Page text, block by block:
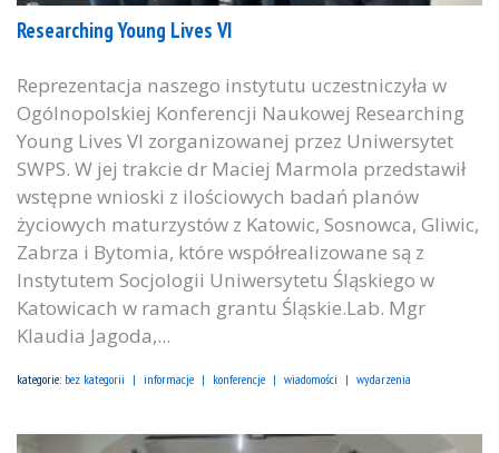
Researching Young Lives VI
Reprezentacja naszego instytutu uczestniczyła w
Ogólnopolskiej Konferencji Naukowej Researching
Young Lives VI zorganizowanej przez Uniwersytet
SWPS. W jej trakcie dr Maciej Marmola przedstawił
wstępne wnioski z ilościowych badań planów
życiowych maturzystów z Katowic, Sosnowca, Gliwic,
Zabrza i Bytomia, które współrealizowane są z
Instytutem Socjologii Uniwersytetu Śląskiego w
Katowicach w ramach grantu Śląskie.Lab. Mgr
Klaudia Jagoda,...
kategorie: bez kategorii informacje konferencje wiadomości wydarzenia